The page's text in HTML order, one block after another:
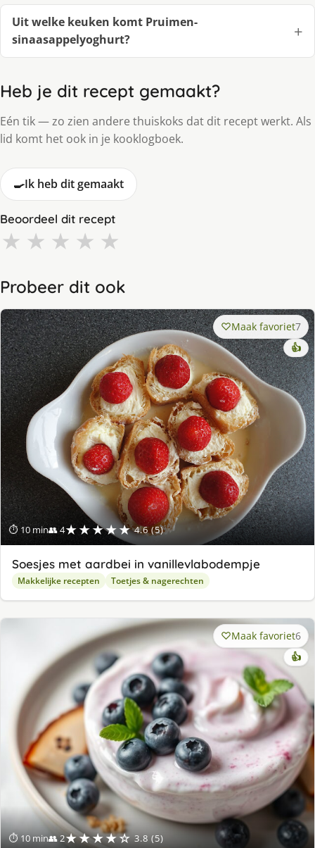
Uit welke keuken komt Pruimen-
sinaasappelyoghurt?
Heb je dit recept gemaakt?
Eén tik — zo zien andere thuiskoks dat dit recept werkt. Als
lid komt het ook in je kooklogboek.
🍳Ik heb dit gemaakt
Beoordeel dit recept
★ ★ ★ ★ ★
Probeer dit ook
⏱ 10 min👥 4★★★★★ 4.6 (5)
Maak favoriet7
👍
Soesjes met aardbei in vanillevlabodempje
Makkelijke recepten Toetjes & nagerechten
⏱ 10 min👥 2★★★★☆ 3.8 (5)
Maak favoriet6
👍